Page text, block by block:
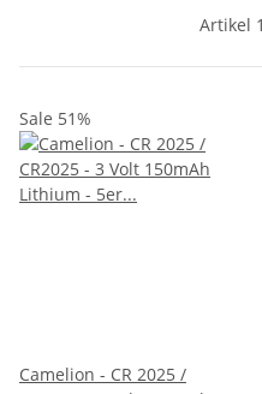
Artikel
Sale 51%
Camelion - CR 2025 /